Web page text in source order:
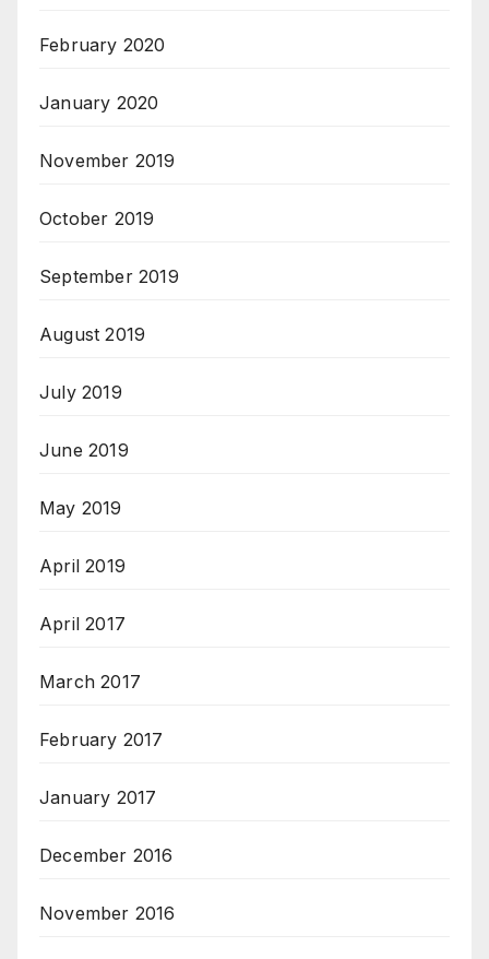
February 2020
January 2020
November 2019
October 2019
September 2019
August 2019
July 2019
June 2019
May 2019
April 2019
April 2017
March 2017
February 2017
January 2017
December 2016
November 2016